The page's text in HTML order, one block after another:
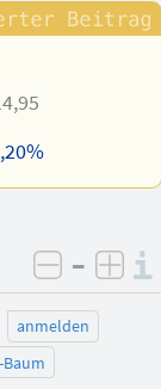
negativ
–
anmelden